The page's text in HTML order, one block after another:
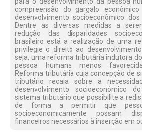
compreensão do gargalo
desenvolvimento socioeconômico
Dentre as diversas medidas a
redução das disparidades
brasileiro está a realização de uma
privilegie o direito ao
seja, uma reforma tributária indutora
pessoa humana menos favorecida
Reforma tributária cuja concepção de
tributário recaia sobre a
desenvolvimento socioeconômico
sistema tributário que possibilite a
de forma a permitir que
socioeconomicamente possam
financeiros necessários à inserção em